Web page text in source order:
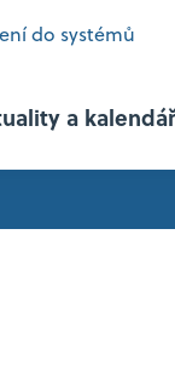
a
do systémů